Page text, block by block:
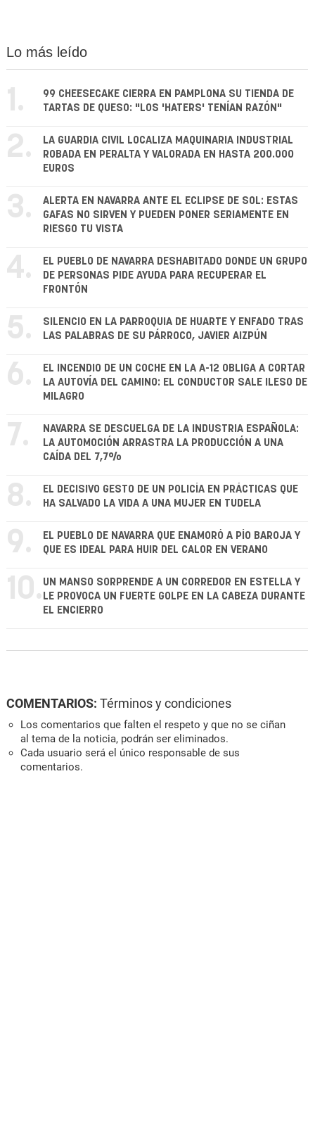
Lo más leído
1.
99 CHEESECAKE CIERRA EN PAMPLONA SU TIENDA DE
TARTAS DE QUESO: "LOS 'HATERS' TENÍAN RAZÓN"
2.
LA GUARDIA CIVIL LOCALIZA MAQUINARIA INDUSTRIAL
ROBADA EN PERALTA Y VALORADA EN HASTA 200.000
EUROS
3.
ALERTA EN NAVARRA ANTE EL ECLIPSE DE SOL: ESTAS
GAFAS NO SIRVEN Y PUEDEN PONER SERIAMENTE EN
RIESGO TU VISTA
4.
EL PUEBLO DE NAVARRA DESHABITADO DONDE UN GRUPO
DE PERSONAS PIDE AYUDA PARA RECUPERAR EL
FRONTÓN
5.
SILENCIO EN LA PARROQUIA DE HUARTE Y ENFADO TRAS
LAS PALABRAS DE SU PÁRROCO, JAVIER AIZPÚN
6.
EL INCENDIO DE UN COCHE EN LA A-12 OBLIGA A CORTAR
LA AUTOVÍA DEL CAMINO: EL CONDUCTOR SALE ILESO DE
MILAGRO
7.
NAVARRA SE DESCUELGA DE LA INDUSTRIA ESPAÑOLA:
LA AUTOMOCIÓN ARRASTRA LA PRODUCCIÓN A UNA
CAÍDA DEL 7,7%
8.
EL DECISIVO GESTO DE UN POLICÍA EN PRÁCTICAS QUE
HA SALVADO LA VIDA A UNA MUJER EN TUDELA
9.
EL PUEBLO DE NAVARRA QUE ENAMORÓ A PÍO BAROJA Y
QUE ES IDEAL PARA HUIR DEL CALOR EN VERANO
10. UN MANSO SORPRENDE A UN CORREDOR EN ESTELLA Y
LE PROVOCA UN FUERTE GOLPE EN LA CABEZA DURANTE
EL ENCIERRO
COMENTARIOS: Términos y condiciones
Los comentarios que falten el respeto y que no se ciñan
al tema de la noticia, podrán ser eliminados.
Cada usuario será el único responsable de sus
comentarios.